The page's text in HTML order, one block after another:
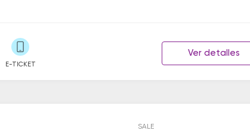
E-TICKET
Ver detalles
SALE